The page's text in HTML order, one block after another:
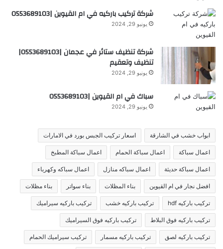
شركة تركيب باركيه في ام القيوين |0553689103
يونيو 29, 2024
شركة تنظيف ستائر في عجمان |0553689103|
تنظيف وتعقيم
يونيو 29, 2024
سباك في ام القيوين |0553689103
يونيو 29, 2024
ابواب خشب في الشارقة اسعار تركيب الجبس بورد في الامارات
اعمال سباكة اعمال سباكة الحمام اعمال سباكة المطبخ
اعمال سباكة حديثة اعمال سباكه منازل اعمال سباكه وكهرباء
افضل نجار في ام القيوين بناء المظلات بناء سواتر بناء مظلات
تركيب باركيه hdf تركيب باركيه خشب تركيب باركيه سيراميك
تركيب باركيه فوق البلاط تركيب باركيه فوق السيراميك
تركيب باركيه لصق تركيب باركيه مسمار تركيب سيراميك الحمام